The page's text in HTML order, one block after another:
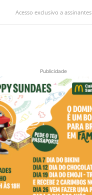
Acesso exclusivo a assinantes
Publicidade